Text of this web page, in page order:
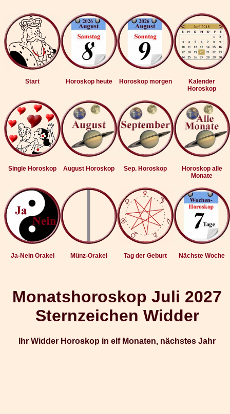
Start Horoskop heute Horoskop morgen
Kalender
Horoskop
Single Horoskop August Horoskop Sep. Horoskop
Horoskop alle
Monate
Ja-Nein Orakel Münz-Orakel Tag der Geburt Nächste Woche
Monatshoroskop Juli 2027
Sternzeichen Widder
Ihr Widder Horoskop in elf Monaten, nächstes Jahr